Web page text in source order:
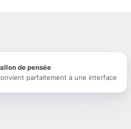
de pensée
parfaitement à une interface